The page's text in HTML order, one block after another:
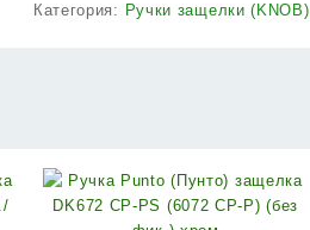
Категория: Ручки защелки (KNOB)